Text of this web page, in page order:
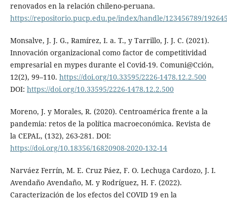
renovados en la relación chileno-peruana.
https://repositorio.pucp.edu.pe/index/handle/123456789/
Monsalve, J. J. G., Ramírez, I. a. T., y Tarrillo, J. J. C. (2021).
Innovación organizacional como factor de competitividad
empresarial en mypes durante el Covid-19. Comuni@Cción,
12(2), 99–110. https://doi.org/10.33595/2226-1478.12.2.500
DOI: https://doi.org/10.33595/2226-1478.12.2.500
Moreno, J. y Morales, R. (2020). Centroamérica frente a la
pandemia: retos de la política macroeconómica. Revista de
la CEPAL, (132), 263-281. DOI:
https://doi.org/10.18356/16820908-2020-132-14
Narváez Ferrín, M. E. Cruz Páez, F. O. Lechuga Cardozo, J. I.
Avendaño Avendaño, M. y Rodríguez, H. F. (2022).
Caracterización de los efectos del COVID 19 en la